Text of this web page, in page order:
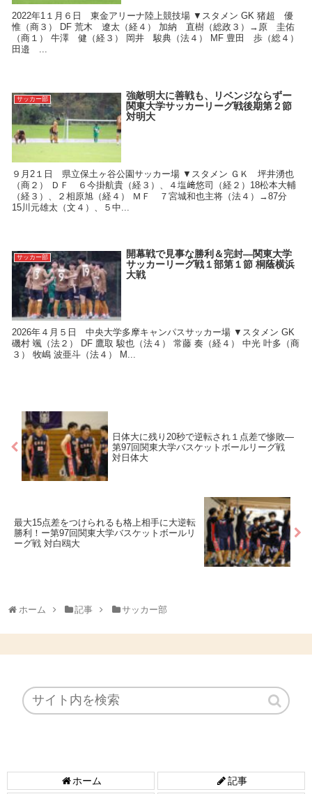
2022年1１月６日 東金アリーナ陸上競技場 ▼スタメン GK 猪超 優
惟（商３） DF 荒木 遼太（経４） 加納 直樹（総政３）→原 圭佑
（商１） 牛澤 健（経３） 岡井 駿典（法４） MF 豊田 歩（総４）
田邉 ...
サッカー部
強敵明大に善戦も、リベンジならずー
関東大学サッカーリーグ戦後期第２節
対明大
９月2１日 県立保土ヶ谷公園サッカー場 ▼スタメン ＧＫ 坪井湧也
（商２） ＤＦ ６今掛航貴（経３）、４塩﨑悠司（経２）18松本大輔
（経３）、２相原旭（経４） ＭＦ ７宮城和也主将（法４）→87分
15川元雄太（文４）、５中...
サッカー部
開幕戦で見事な勝利＆完封―関東大学
サッカーリーグ戦１部第１節 桐蔭横浜
大戦
2026年４月５日 中央大学多摩キャンパスサッカー場 ▼スタメン GK
磯村 颯（法２） DF 鷹取 駿也（法４） 常藤 奏（経４） 中光 叶多（商
３） 牧嶋 波亜斗（法４） M...
日体大に残り20秒で逆転され１点差で惨敗―
第97回関東大学バスケットボールリーグ戦
対日体大
最大15点差をつけられるも格上相手に大逆転
勝利！ー第97回関東大学バスケットボールリ
ーグ戦 対白鴎大
ホーム 記事 サッカー部
ホーム 記事